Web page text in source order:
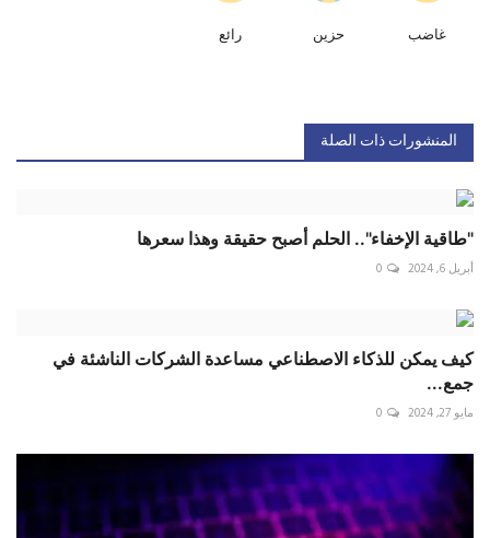
غاضب حزين رائع
المنشورات ذات الصلة
"طاقية الإخفاء".. الحلم أصبح حقيقة وهذا سعرها
أبريل 6, 2024 0
كيف يمكن للذكاء الاصطناعي مساعدة الشركات الناشئة في
جمع...
مايو 27, 2024 0